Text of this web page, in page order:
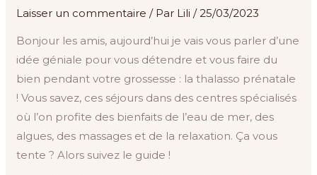
Laisser un commentaire / Par Lili/25/03/2023
Bonjour les amis, aujourd’hui je vais vous parler d’une
idée géniale pour vous détendre et vous faire du
bien pendant votre grossesse : la thalasso prénatale
! Vous savez, ces séjours dans des centres spécialisés
où l’on profite des bienfaits de l’eau de mer, des
algues, des massages et de la relaxation. Ça vous
tente ? Alors suivez le guide !